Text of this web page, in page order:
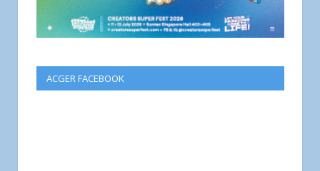
ACGER FACEBOOK